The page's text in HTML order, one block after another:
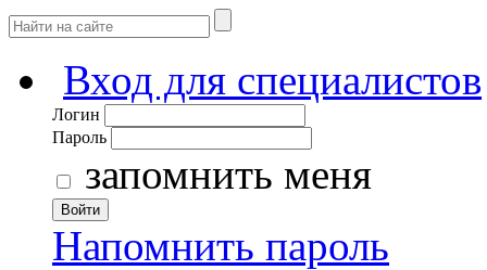
Вход для специалистов
Логин
Пароль
запомнить меня
Войти
Напомнить пароль